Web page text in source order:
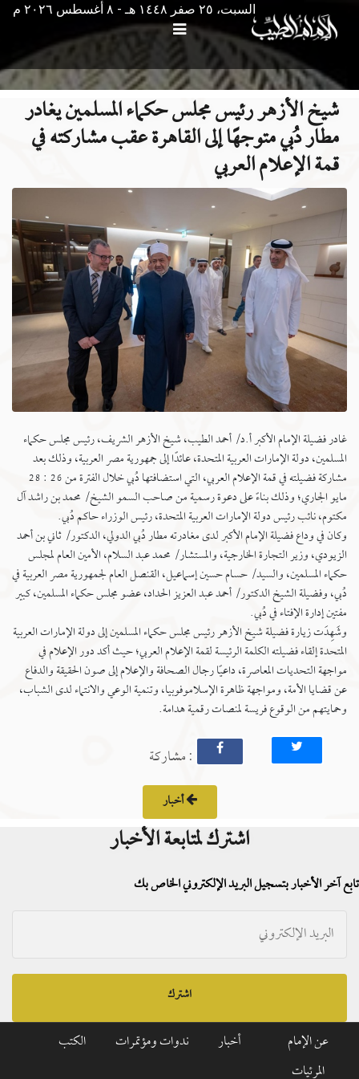
السبت، ٢٥ صفر ١٤٤٨ هـ - ۸ أغسطس ۲۰۲٦ م
شيخ الأزهر رئيس مجلس حكماء المسلمين يغادر
مطار دُبي متوجهًا إلى القاهرة عقب مشاركته في
قمة الإعلام العربي
غادر فضيلة الإمام الأكبر أ.د/ أحمد الطيب، شيخ الأزهر الشريف، رئيس مجلس حكماء
المسلمين، دولة الإمارات العربية المتحدة، عائدًا إلى جمهورية مصر العربية، وذلك بعد
مشاركة فضيلته في قمة الإعلام العربي، التي استضافتها دُبي خلال الفترة من 26 : 28
مايو الجاري؛ وذلك بناءً على دعوة رسمية من صاحب السمو الشيخ/ محمد بن راشد آل
مكتوم، نائب رئيس دولة الإمارات العربية المتحدة، رئيس الوزراء حاكم دُبي.
وكان في وداع فضيلة الإمام الأكبر لدى مغادرته مطار دُبي الدولي، الدكتور/ ثاني بن أحمد
الزيودي، وزير التجارة الخارجية، والمستشار/ محمد عبد السلام، الأمين العام لمجلس
حكماء المسلمين، والسيد/ حسام حسين إسماعيل، القنصل العام لجمهورية مصر العربية في
دُبي، وفضيلة الشيخ الدكتور/ أحمد عبد العزيز الحداد، عضو مجلس حكماء المسلمين، كبير
مفتين إدارة الإفتاء في دُبي.
وشَهِدَت زيارة فضيلة شيخ الأزهر رئيس مجلس حكماء المسلمين إلى دولة الإمارات العربية
المتحدة إلقاء فضيلته الكلمة الرئيسة لقمة الإعلام العربي؛ حيث أكد دور الإعلام في
مواجهة التحديات المعاصرة، داعيًا رجال الصحافة والإعلام إلى صون الحقيقة والدفاع
عن قضايا الأمة، ومواجهة ظاهرة الإسلاموفوبيا، وتنمية الوعي والانتماء لدى الشباب،
وحمايتهم من الوقوع فريسة لمنصات رقمية هدامة.
: مشاركة
أخبار
اشترك لمتابعة الأخبار
تابع آخر الأخبار بتسجيل البريد الإلكتروني الخاص بك
اشترك
عن الإمام أخبار ندوات ومؤتمرات
الكتب
المرئيات